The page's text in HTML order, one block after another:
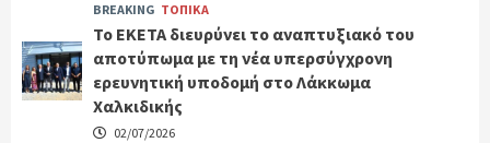
BREAKING ΤΟΠΙΚΑ
Το ΕΚΕΤΑ διευρύνει το αναπτυξιακό του
αποτύπωμα με τη νέα υπερσύγχρονη
ερευνητική υποδομή στο Λάκκωμα
Χαλκιδικής
02/07/2026